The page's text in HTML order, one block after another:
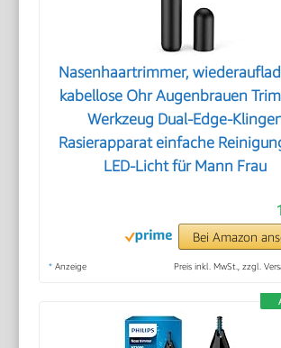
Nasenhaartrimmer,
kabellose Ohr Augenbrauen
Werkzeug Dual-Edge-
Rasierapparat einfache
LED-Licht für Mann Frau
Bei Amazon
* Anzeige Preis inkl. MwSt., zzgl.